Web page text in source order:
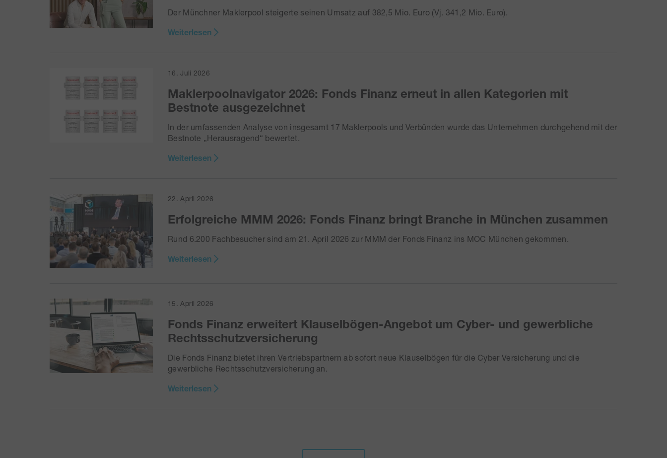
Der Münchner Maklerpool steigerte seinen Umsatz auf 382,5 Mio. Euro (Vj. 341,2 Mio. Euro).
Weiterlesen
16. Juli 2026
Maklerpoolnavigator 2026: Fonds Finanz erneut in allen Kategorien mit
Bestnote ausgezeichnet
In der umfassenden Analyse von insgesamt 17 Maklerpools und Verbünden wurde das Unternehmen durchgehend mit der
Bestnote „Herausragend“ bewertet.
Weiterlesen
22. April 2026
Erfolgreiche MMM 2026: Fonds Finanz bringt Branche in München zusammen
Rund 6.200 Fachbesucher sind am 21. April 2026 zur MMM der Fonds Finanz ins MOC München gekommen.
Weiterlesen
15. April 2026
Fonds Finanz erweitert Klauselbögen-Angebot um Cyber- und gewerbliche
Rechtsschutzversicherung
Die Fonds Finanz bietet ihren Vertriebspartnern ab sofort neue Klauselbögen für die Cyber Versicherung und die
gewerbliche Rechtsschutzversicherung an.
Weiterlesen